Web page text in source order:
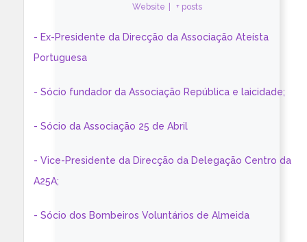
Website + posts
- Ex-Presidente da Direcção da Associação Ateísta
Portuguesa
- Sócio fundador da Associação República e laicidade;
- Sócio da Associação 25 de Abril
- Vice-Presidente da Direcção da Delegação Centro da
A25A;
- Sócio dos Bombeiros Voluntários de Almeida